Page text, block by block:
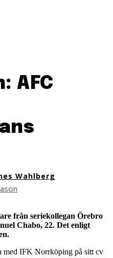
AFC
Wahlberg
från seriekollegan Örebro
Chabo, 22. Det enligt
med IFK Norrköping på sitt cv